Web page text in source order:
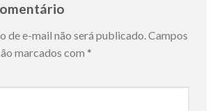
de e-mail não será publicado.Campos
marcados com *